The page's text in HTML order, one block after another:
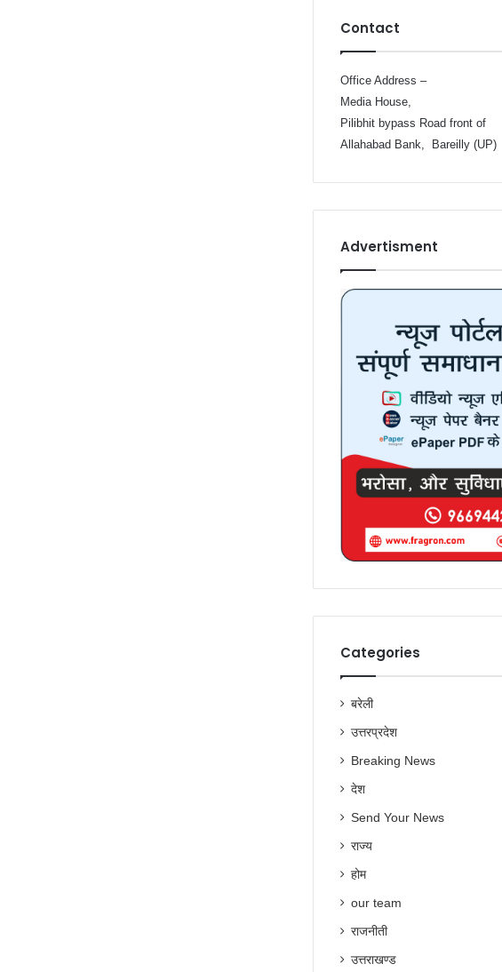
Contact
Office Address –
Media House,
Pilibhit bypass Road front of
Allahabad Bank, Bareilly (UP)
Advertisment
Categories
बरेली
उत्तरप्रदेश
Breaking News
देश
Send Your News
राज्य
होम
our team
राजनीती
उत्तराखण्ड